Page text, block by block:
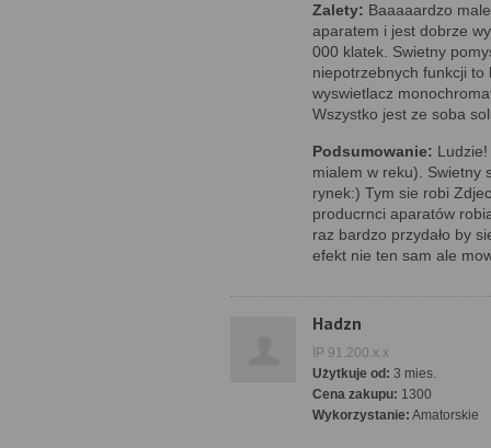
Zalety: Baaaaardzo
aparatem i jest dobrze
000 klatek. Swietny
niepotrzebnych funkcji to
wyswietlacz
Wszystko jest ze soba
Podsumowanie:
mialem w reku). Swietny
rynek:) Tym sie robi
producrnci aparatów
raz bardzo przydało by
efekt nie ten sam ale
Hadzn
IP 91.200.x.x
Użytkuje od: 3 mies.
Cena zakupu: 1300
Wykorzystanie: Amatorskie